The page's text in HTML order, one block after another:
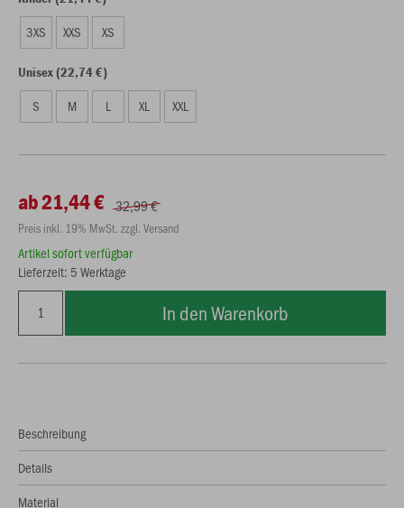
3XS XXS XS
Unisex (22,74 €)
S M L XL XXL
ab 21,44 € 32,99 €
Preis inkl. 19% MwSt. zzgl. Versand
Artikel sofort verfügbar
Lieferzeit: 5 Werktage
In den Warenkorb
Beschreibung
Details
Material